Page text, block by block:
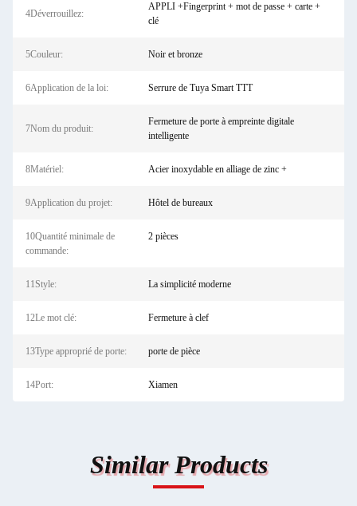
4Déverrouillez:
APPLI +Fingerprint + mot de passe + carte +
clé
5Couleur: Noir et bronze
6Application de la loi: Serrure de Tuya Smart TTT
7Nom du produit:
Fermeture de porte à empreinte digitale
intelligente
8Matériel: Acier inoxydable en alliage de zinc +
9Application du projet: Hôtel de bureaux
10Quantité minimale de
commande:
2 pièces
11Style: La simplicité moderne
12Le mot clé: Fermeture à clef
13Type approprié de porte: porte de pièce
14Port: Xiamen
Similar Products